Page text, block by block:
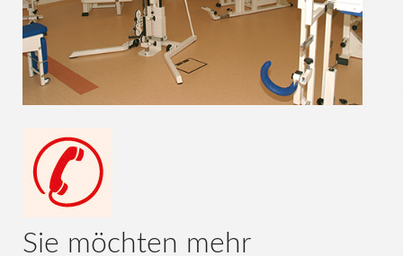
Sie möchten mehr